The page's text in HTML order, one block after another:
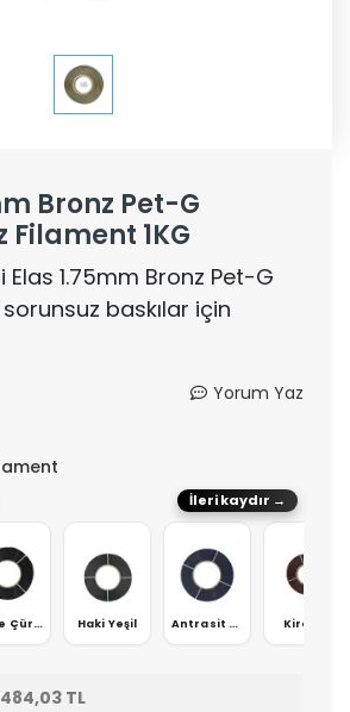
Bronz Pet-G
Filament 1KG
Elas 1.75mm Bronz Pet-G
baskılar için
Yorum Yaz
Vişne Çürüğü Haki Yeşil Antrasit Gri Kiremit
İleri kaydır →
484,03 TL